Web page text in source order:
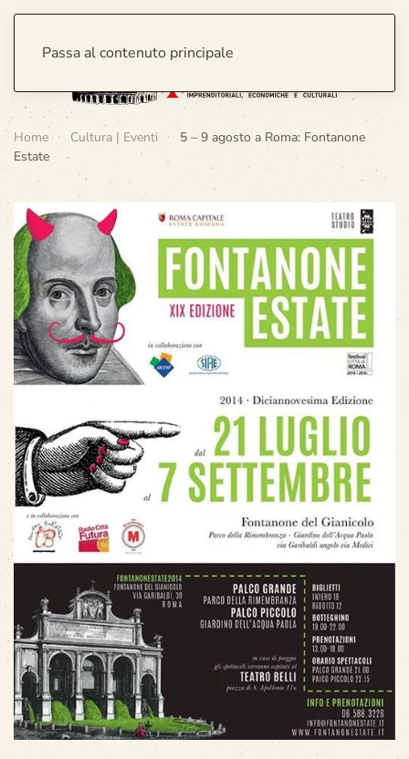
Passa al contenuto principale
Home Cultura | Eventi
5 – 9 agosto a Roma: Fontanone
Estate